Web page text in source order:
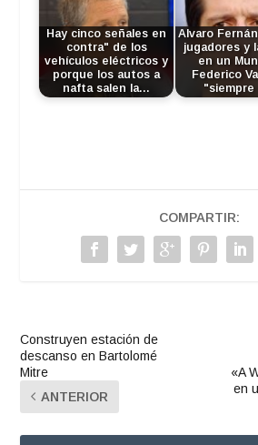
Hay cinco señales en
contra" de los
vehículos eléctricos y
porque los autos a
nafta salen la…
Alvaro
jugadores y
en un
Federico
COMPARTIR:
Construyen estación de
descanso en Bartolomé
Mitre
ANTERIOR
«A
en